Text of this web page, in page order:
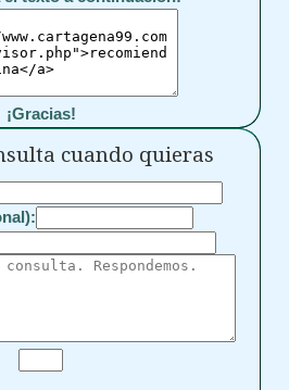
¡Gracias!
cuando quieras